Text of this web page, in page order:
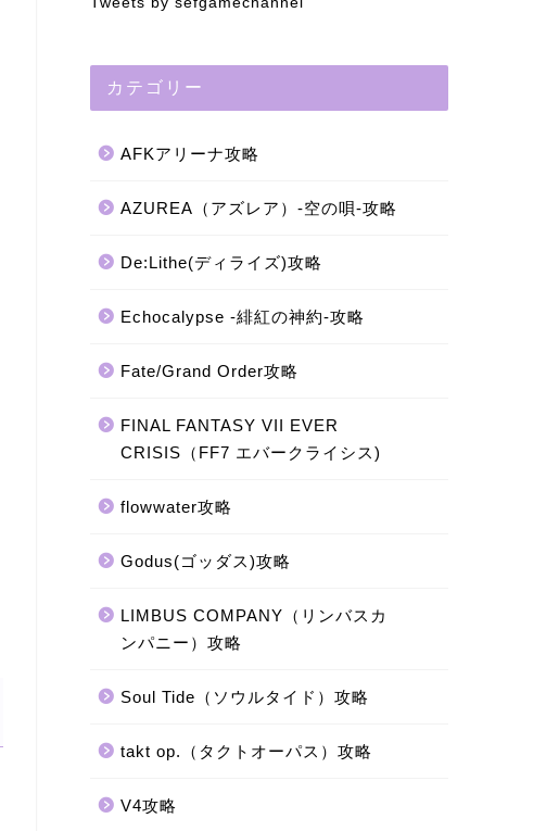
カテゴリー
AFKアリーナ攻略
AZUREA（アズレア）-空の唄-攻略
De:Lithe(ディライズ)攻略
Echocalypse -緋紅の神約-攻略
Fate/Grand Order攻略
FINAL FANTASY VII EVER
CRISIS（FF7 エバークライシス)
flowwater攻略
Godus(ゴッダス)攻略
LIMBUS COMPANY（リンバスカ
ンパニー）攻略
Soul Tide（ソウルタイド）攻略
takt op.（タクトオーパス）攻略
V4攻略